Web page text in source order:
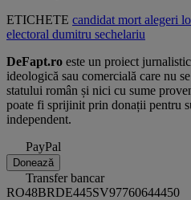
ETICHETE candidat mort alegeri
electoral dumitru sechelariu
DeFapt.ro este un proiect
ideologică sau comercială care nu
statului român și nici cu sume
poate fi sprijinit prin donații pentru
independent.
PayPal
Donează
Transfer bancar
RO48BRDE445SV97760644450